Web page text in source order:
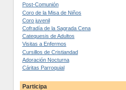
Post-Comunión
Coro de la Misa de Niños
Coro juvenil
Cofradía de la Sagrada Cena
Catequesis de Adultos
Visitas a Enfermos
Cursillos de Cristiandad
Adoración Nocturna
Cáritas Parroquial
Participa